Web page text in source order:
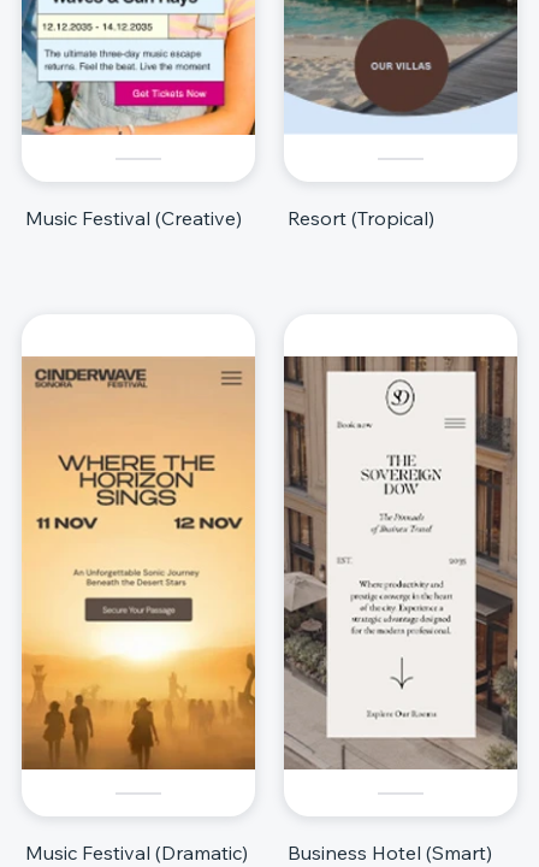
Music Festival (Creative) Resort (Tropical)
Music Festival (Dramatic) Business Hotel (Smart)